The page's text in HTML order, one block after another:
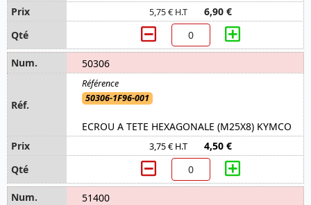
5,75 € H.T 6,90 €
50306
50306-1F96-001
ECROU A TETE HEXAGONALE (M25X8) KYMCO
3,75 € H.T 4,50 €
51400